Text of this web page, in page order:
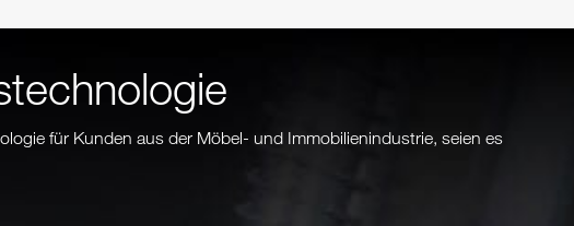
für Kunden aus der Möbel- und Immobilienindustrie, seien es